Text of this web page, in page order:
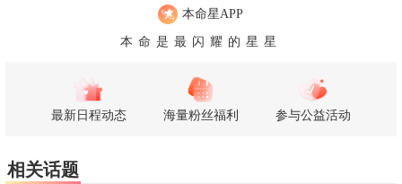
本命星APP
本命是最闪耀的星星
最新日程动态 海量粉丝福利 参与公益活动
相关话题